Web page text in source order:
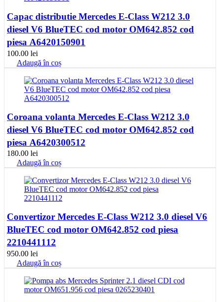
Capac distributie Mercedes E-Class W212 3.0
diesel V6 BlueTEC cod motor OM642.852 cod
piesa A6420150901
100.00 lei
Adaugă în coș
Coroana volanta Mercedes E-Class W212 3.0
diesel V6 BlueTEC cod motor OM642.852 cod
piesa A6420300512
180.00 lei
Adaugă în coș
Convertizor Mercedes E-Class W212 3.0 diesel V6
BlueTEC cod motor OM642.852 cod piesa
2210441112
950.00 lei
Adaugă în coș